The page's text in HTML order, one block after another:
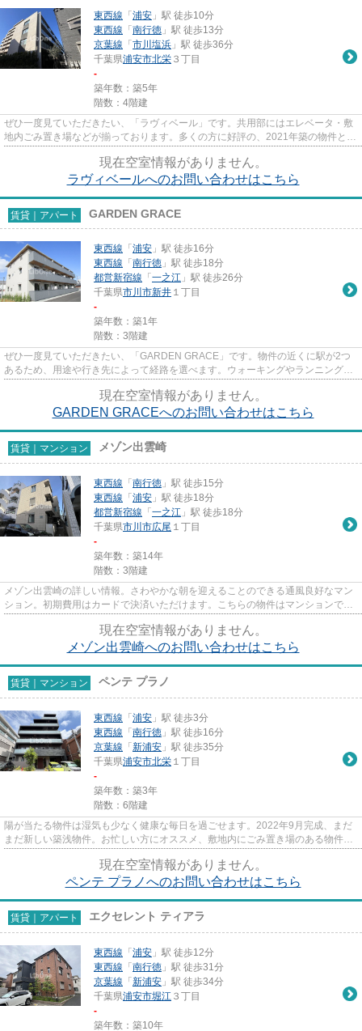
東西線 「 浦安 」駅 徒歩10分
東西線 「 南行徳 」駅 徒歩13分
京葉線 「 市川塩浜 」駅 徒歩36分
千葉県浦安市北栄 ３丁目
-
築年数：築5年
階数：4階建
ぜひ一度見ていただきたい、「ラヴィベール」です。共用部にはエレベータ・敷
地内ごみ置き場などが揃っております。多くの方に好評の、2021年築の物件とな
現在空室情報がありません。
ラヴィベールへのお問い合わせはこちら
賃貸｜アパート GARDEN GRACE
東西線 「 浦安 」駅 徒歩16分
東西線 「 南行徳 」駅 徒歩18分
都営新宿線 「 一之江 」駅 徒歩26分
千葉県市川市新井 １丁目
-
築年数：築1年
階数：3階建
ぜひ一度見ていただきたい、「GARDEN GRACE」です。物件の近くに駅が2つ
あるため、用途や行き先によって経路を選べます。ウォーキングやランニングが
現在空室情報がありません。
GARDEN GRACEへのお問い合わせはこちら
賃貸｜マンション メゾン出雲崎
東西線 「 南行徳 」駅 徒歩15分
東西線 「 浦安 」駅 徒歩18分
都営新宿線 「 一之江 」駅 徒歩18分
千葉県市川市広尾 １丁目
-
築年数：築14年
階数：3階建
メゾン出雲崎の詳しい情報。さわやかな朝を迎えることのできる通風良好なマン
ション。初期費用はカードで決済いただけます。こちらの物件はマンションで
現在空室情報がありません。
メゾン出雲崎へのお問い合わせはこちら
賃貸｜マンション ペンテ プラノ
東西線 「 浦安 」駅 徒歩3分
東西線 「 南行徳 」駅 徒歩16分
京葉線 「 新浦安 」駅 徒歩35分
千葉県浦安市北栄 １丁目
-
築年数：築3年
階数：6階建
陽が当たる物件は湿気も少なく健康な毎日を過ごせます。2022年9月完成、まだ
まだ新しい築浅物件。お忙しい方にオススメ、敷地内にごみ置き場のある物件で
現在空室情報がありません。
ペンテ プラノへのお問い合わせはこちら
賃貸｜アパート エクセレント ティアラ
東西線 「 浦安 」駅 徒歩12分
東西線 「 南行徳 」駅 徒歩31分
京葉線 「 新浦安 」駅 徒歩34分
千葉県浦安市堀江 ３丁目
-
築年数：築10年